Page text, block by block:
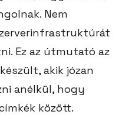
Nem
Ez az útmutató az
akik józan
anélkül, hogy
között.